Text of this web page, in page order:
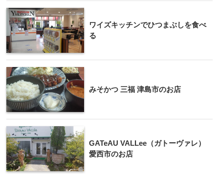
ワイズキッチンでひつまぶしを食べ
る
みそかつ 三福 津島市のお店
GATeAU VALLee（ガトーヴァレ）
愛西市のお店